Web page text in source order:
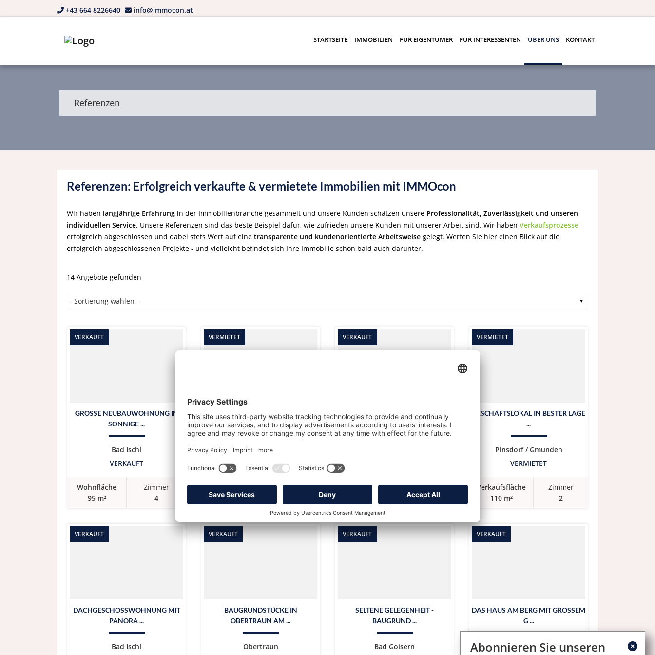
+43 664 8226640 info@immocon.at
STARTSEITE IMMOBILIEN FÜR EIGENTÜMER FÜR INTERESSENTEN ÜBER UNS KONTAKT
Referenzen
Referenzen: Erfolgreich verkaufte & vermietete Immobilien mit IMMOcon
Wir haben langjährige Erfahrung in der Immobilienbranche gesammelt und unsere Kunden schätzen unsere Professionalität, Zuverlässigkeit und unseren
individuellen Service. Unsere Referenzen sind das beste Beispiel dafür, wie zufrieden unsere Kunden mit unserer Arbeit sind. Wir haben Verkaufsprozesse
erfolgreich abgeschlossen und dabei stets Wert auf eine transparente und kundenorientierte Arbeitsweise gelegt. Werfen Sie hier einen Blick auf die
erfolgreich abgeschlossenen Projekte - und vielleicht befindet sich Ihre Immobilie schon bald auch darunter.
14 Angebote gefunden
VERKAUFT
GROSSE NEUBAUWOHNUNG IN S
ONNIGE ...
Bad Ischl
VERKAUFT
Wohnfläche
95 m²
Zimmer
4
VERMIETET
GROSSE MIETWOHNUNG DIREKT A
M HA ...
Bad Goisern
VERMIETET
Wohnfläche
125 m²
Zimmer
VERKAUFT
GARCONNIERE MIT BALKON IM
ZENT ...
Wohnfläche
Zimmer
1
VERMIETET
GESCHÄFTSLOKAL IN BESTER LAGE
...
Pinsdorf / Gmunden
VERMIETET
Verkaufsfläche
110 m²
Zimmer
2
VERKAUFT
DACHGESCHOSSWOHNUNG MIT
PANORA ...
Bad Ischl
VERKAUFT
BAUGRUNDSTÜCKE IN
OBERTRAUN AM ...
Obertraun
VERKAUFT
SELTENE GELEGENHEIT -
BAUGRUND ...
Bad Goisern
VERKAUFT
DAS HAUS AM BERG MIT GROSSEM
G ...
Pinsdorf
Abonnieren Sie unseren